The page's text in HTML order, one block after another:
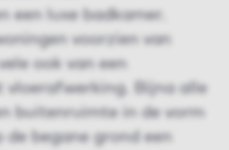
een luxe badkamer.
voorzien van
ook van een
vloerafwerking. Bijna alle
buitenruimte in de vorm
begane grond een